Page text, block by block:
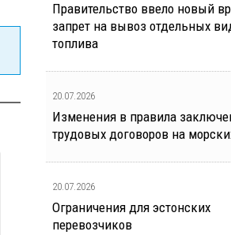
Правительство ввело новый
запрет на вывоз отдельных
топлива
20.07.2026
Изменения в правила
трудовых договоров на
20.07.2026
Ограничения для эстонских
перевозчиков